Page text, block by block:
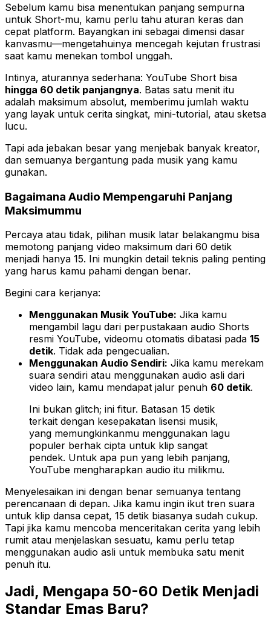
Sebelum kamu bisa menentukan panjang sempurna
untuk Short-mu, kamu perlu tahu aturan keras dan
cepat platform. Bayangkan ini sebagai dimensi dasar
kanvasmu—mengetahuinya mencegah kejutan frustrasi
saat kamu menekan tombol unggah.
Intinya, aturannya sederhana: YouTube Short bisa
hingga 60 detik panjangnya. Batas satu menit itu
adalah maksimum absolut, memberimu jumlah waktu
yang layak untuk cerita singkat, mini-tutorial, atau sketsa
lucu.
Tapi ada jebakan besar yang menjebak banyak kreator,
dan semuanya bergantung pada musik yang kamu
gunakan.
Bagaimana Audio Mempengaruhi Panjang
Maksimummu
Percaya atau tidak, pilihan musik latar belakangmu bisa
memotong panjang video maksimum dari 60 detik
menjadi hanya 15. Ini mungkin detail teknis paling penting
yang harus kamu pahami dengan benar.
Begini cara kerjanya:
Menggunakan Musik YouTube: Jika kamu
mengambil lagu dari perpustakaan audio Shorts
resmi YouTube, videomu otomatis dibatasi pada 15
detik. Tidak ada pengecualian.
Menggunakan Audio Sendiri: Jika kamu merekam
suara sendiri atau menggunakan audio asli dari
video lain, kamu mendapat jalur penuh 60 detik.
Ini bukan glitch; ini fitur. Batasan 15 detik
terkait dengan kesepakatan lisensi musik,
yang memungkinkanmu menggunakan lagu
populer berhak cipta untuk klip sangat
pendek. Untuk apa pun yang lebih panjang,
YouTube mengharapkan audio itu milikmu.
Menyelesaikan ini dengan benar semuanya tentang
perencanaan di depan. Jika kamu ingin ikut tren suara
untuk klip dansa cepat, 15 detik biasanya sudah cukup.
Tapi jika kamu mencoba menceritakan cerita yang lebih
rumit atau menjelaskan sesuatu, kamu perlu tetap
menggunakan audio asli untuk membuka satu menit
penuh itu.
Jadi, Mengapa 50-60 Detik Menjadi
Standar Emas Baru?